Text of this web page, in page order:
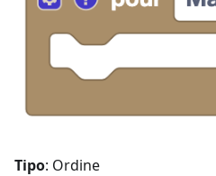
Tipo: Ordine